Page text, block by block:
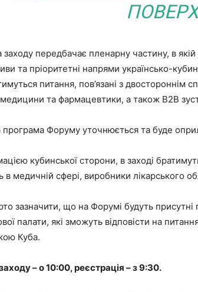
передбачає пленарну частину, в
та пріоритетні напрями українсько-
питання, пов’язані з двостороннім
медицини та фармацевтики, а також B2B
програма Форуму уточнюється та буде
кубинської сторони, в заході
медичній сфері, виробники лікарського
зазначити, що на Форумі будуть
палати, які зможуть відповісти на
Куба.
– о 10:00, реєстрація – з 9:30.